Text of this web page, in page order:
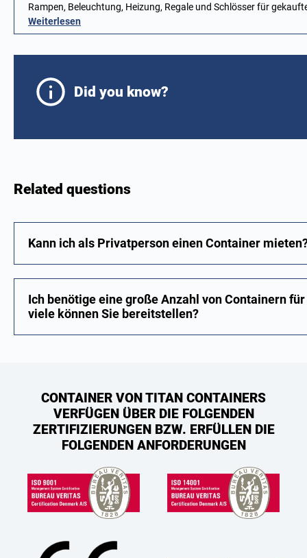
Rampen, Beleuchtung, Heizung, Regale und Schlösser für
Weiterlesen
Did you know?
Related questions
Kann ich als Privatperson einen Container
Ich benötige eine große Anzahl von Containern
viele können Sie bereitstellen?
CONTAINER VON TITAN CONTAINERS
VERFÜGEN ÜBER DIE FOLGENDEN
ZERTIFIZIERUNGEN BZW. ERFÜLLEN DIE
FOLGENDEN ANFORDERUNGEN